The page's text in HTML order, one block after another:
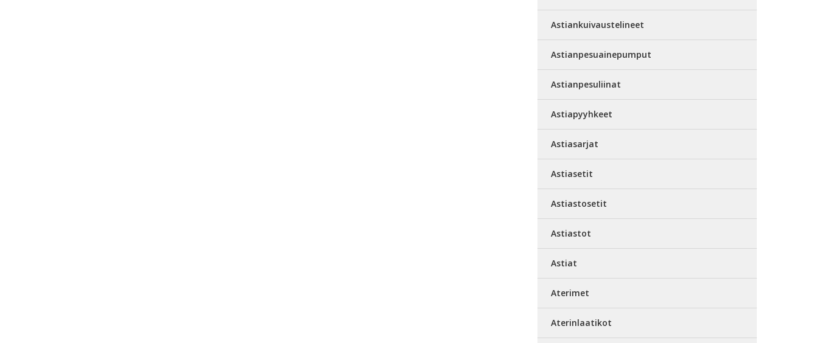
Astiankuivaustelineet
Astianpesuainepumput
Astianpesuliinat
Astiapyyhkeet
Astiasarjat
Astiasetit
Astiastosetit
Astiastot
Astiat
Aterimet
Aterinlaatikot